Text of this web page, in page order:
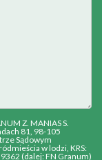
Z. MANIAS S.
81, 98-105
Sądowym
w lodzi, KRS:
(dalej: FN Granum)